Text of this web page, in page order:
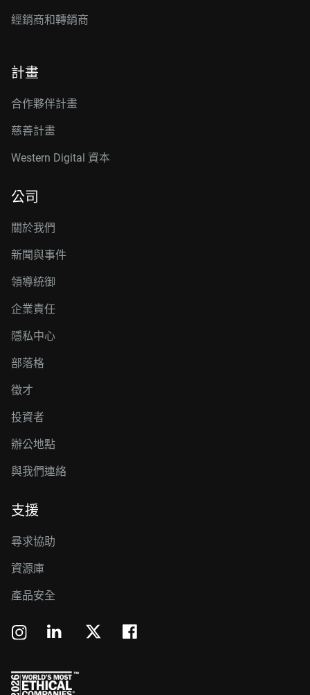
經銷商和轉銷商
計畫
合作夥伴計畫
慈善計畫
Western Digital 資本
公司
關於我們
新聞與事件
領導統御
企業責任
隱私中心
部落格
徵才
投資者
辦公地點
與我們連絡
支援
尋求協助
資源庫
產品安全